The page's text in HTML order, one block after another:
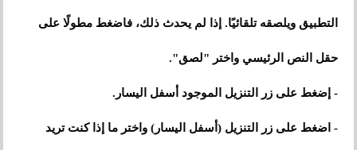
التطبيق ويلصقه تلقائيًا. إذا لم يحدث ذلك، فاضغط مطولًا على
حقل النص الرئيسي واختر "لصق".
- إضغط على زر التنزيل الموجود أسفل اليسار.
- اضغط على زر التنزيل (أسفل اليسار) واختر ما إذا كنت تريد